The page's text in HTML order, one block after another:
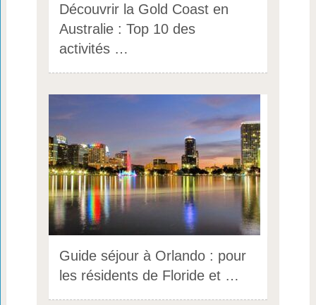
Découvrir la Gold Coast en
Australie : Top 10 des
activités …
Guide séjour à Orlando : pour
les résidents de Floride et …